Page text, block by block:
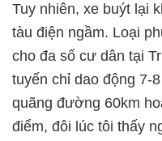
Tuy nhiên, xe buýt lại
tàu điện ngầm. Loại
cho đa số cư dân tại
tuyến chỉ dao động 7-
quãng đường 60km
điểm, đôi lúc tôi thấy